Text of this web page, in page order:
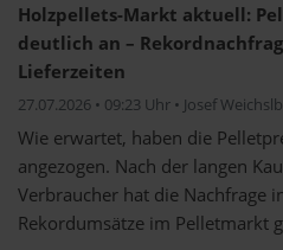
Holzpellets-Markt aktuell:
deutlich an –
Lieferzeiten
27.07.2026 • 09:23 Uhr • Josef
Wie erwartet, haben die
angezogen. Nach der langen
Verbraucher hat die Nachfrage
Rekordumsätze im Pelletmarkt